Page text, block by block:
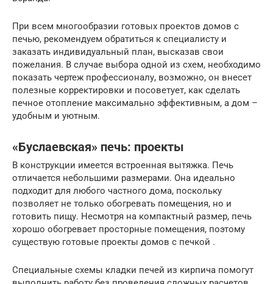
При всем многообразии готовых проектов домов с
печью, рекомендуем обратиться к специалисту и
заказать индивидуальный план, высказав свои
пожелания. В случае выбора одной из схем, необходимо
показать чертеж профессионалу, возможно, он внесет
полезные корректировки и посоветует, как сделать
печное отопление максимально эффективным, а дом –
удобным и уютным.
«Буслаевская» печь: проекты
В конструкции имеется встроенная вытяжка. Печь
отличается небольшими размерами. Она идеально
подходит для любого частного дома, поскольку
позволяет не только обогревать помещения, но и
готовить пищу. Несмотря на компактный размер, печь
хорошо обогревает просторные помещения, поэтому
существую готовые проекты домов с печкой .
Специальные схемы кладки печей из кирпича помогут